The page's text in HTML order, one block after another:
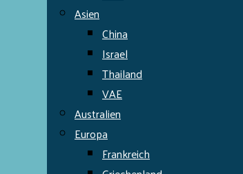
Asien
China
Israel
Thailand
VAE
Australien
Europa
Frankreich